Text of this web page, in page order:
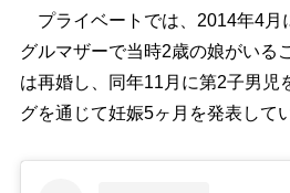
プライベートでは、2014年4月
グルマザーで当時2歳の娘がいる
は再婚し、同年11月に第2子男児
グを通じて妊娠5ヶ月を発表して